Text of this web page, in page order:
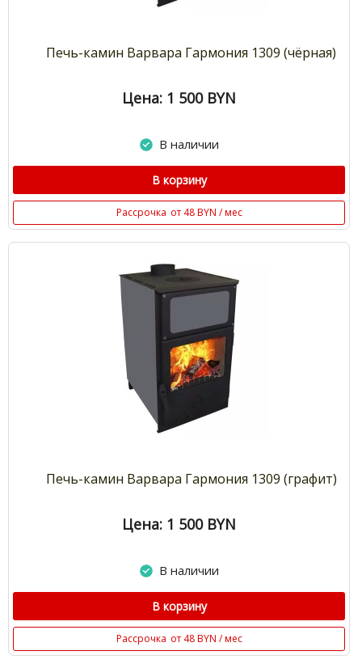
Печь-камин Варвара Гармония 1309 (чёрная)
Цена: 1 500 BYN
В наличии
В корзину
Рассрочка от 48 BYN / мес
Печь-камин Варвара Гармония 1309 (графит)
Цена: 1 500 BYN
В наличии
В корзину
Рассрочка от 48 BYN / мес